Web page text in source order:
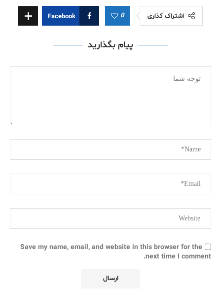
اشتراک گذاری 0
Facebook
پیام بگذارید
Save my name, email, and website in this browser for the
next time I comment.